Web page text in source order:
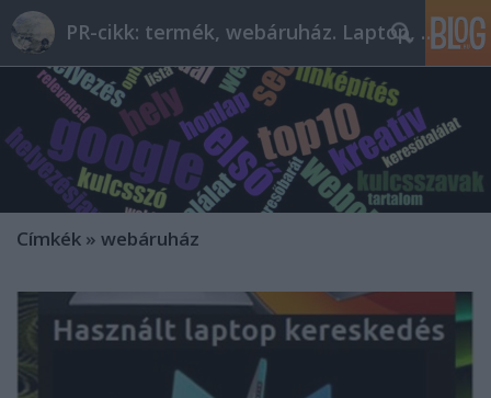
PR-cikk: termék, webáruház. Laptop, telefon
Címkék » webáruház